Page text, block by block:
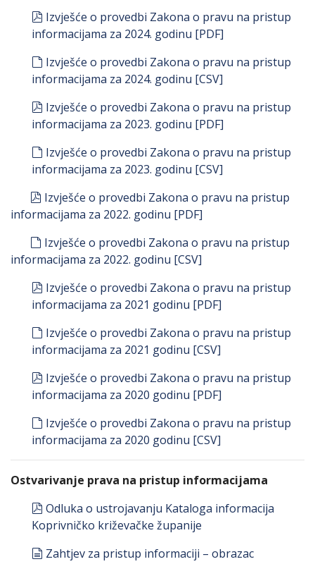
pdf
Izvješće o provedbi Zakona o pravu na pristup
informacijama za 2024. godinu [PDF]
default
Izvješće o provedbi Zakona o pravu na pristup
informacijama za 2024. godinu [CSV]
pdf
Izvješće o provedbi Zakona o pravu na pristup
informacijama za 2023. godinu [PDF]
default
Izvješće o provedbi Zakona o pravu na pristup
informacijama za 2023. godinu [CSV]
pdf
Izvješće o provedbi Zakona o pravu na pristup
informacijama za 2022. godinu [PDF]
default
Izvješće o provedbi Zakona o pravu na pristup
informacijama za 2022. godinu [CSV]
pdf
Izvješće o provedbi Zakona o pravu na pristup
informacijama za 2021 godinu [PDF]
default
Izvješće o provedbi Zakona o pravu na pristup
informacijama za 2021 godinu [CSV]
pdf
Izvješće o provedbi Zakona o pravu na pristup
informacijama za 2020 godinu [PDF]
default
Izvješće o provedbi Zakona o pravu na pristup
informacijama za 2020 godinu [CSV]
Ostvarivanje prava na pristup informacijama
pdf
Odluka o ustrojavanju Kataloga informacija
Koprivničko križevačke županije
document
Zahtjev za pristup informaciji – obrazac